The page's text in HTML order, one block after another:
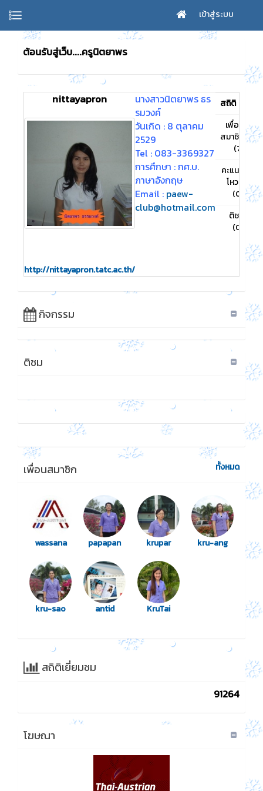
เข้าสู่ระบบ
นดีต้อนรับสู่เว็บ....ครูนิตยาพร
nittayapron
http://nittayapron.tatc.ac.th/
นางสาวนิตยาพร ธร
รมวงค์
วันเกิด : 8 ตุลาคม
2529
Tel : 083-3369327
การศึกษา : กศ.บ.
ภาษาอังกฤษ
Email : paew-
club@hotmail.com
สถิติ
เพื่อน
สมาชิก
(7)
14
คะแนน
โหวด
(0)
ติชม
(0)
กิจกรรม
ติชม
เพื่อนสมาชิก ทั้งหมด
wassana papapan krupar kru-ang
kru-sao antid KruTai
สถิติเยี่ยมชม
91264
โฆษณา